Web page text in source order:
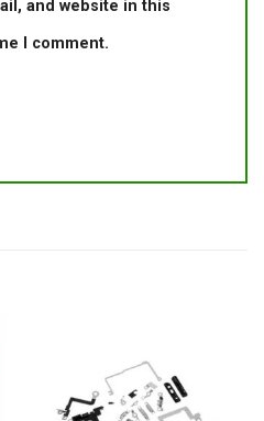
and website in this
I comment.